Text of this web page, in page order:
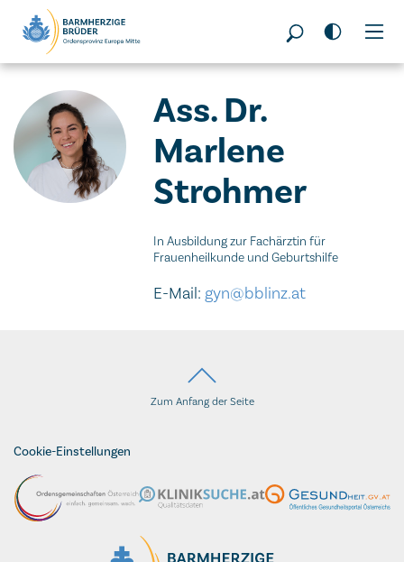
Seitenbereiche:
Ass. Dr.
Marlene
Strohmer
In Ausbildung zur Fachärztin für
Frauenheilkunde und Geburtshilfe
E-Mail: gyn@bblinz.at
Zum Anfang der Seite
Cookie-Einstellungen